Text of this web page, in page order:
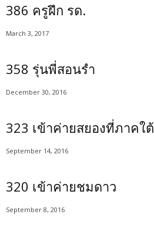
386 ครูฝึก รด.
March 3, 2017
358 รุ่นพี่สอนรำ
December 30, 2016
323 เข้าค่ายสยองที่ภาคใต้
September 14, 2016
320 เข้าค่ายชมดาว
September 8, 2016